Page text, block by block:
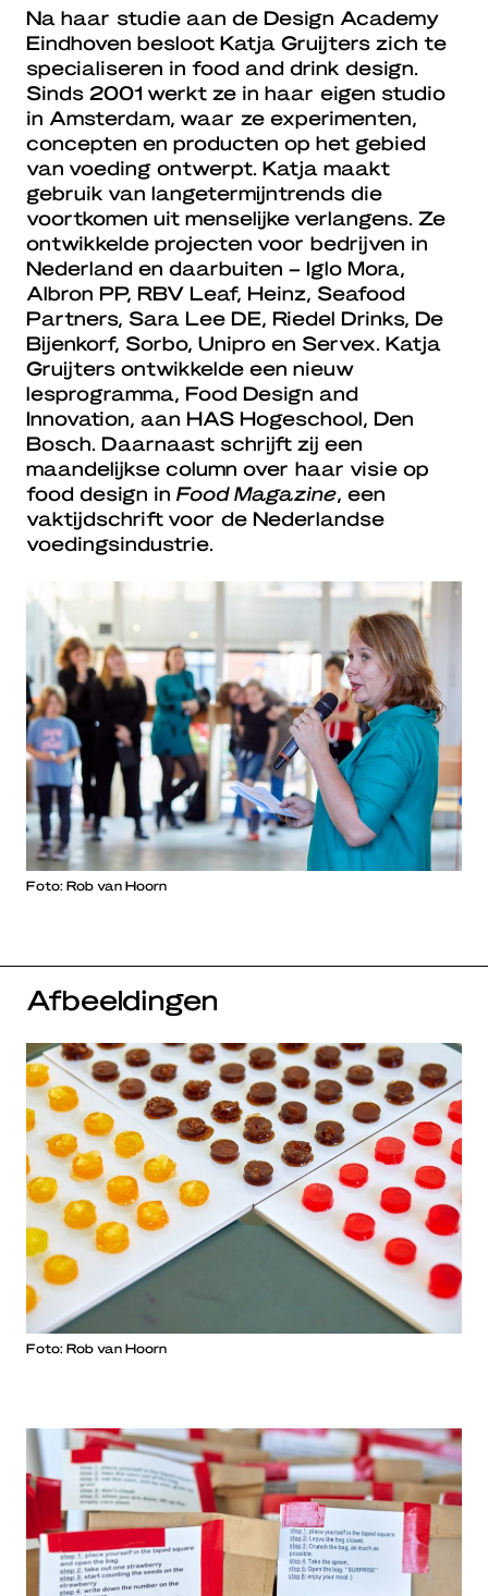
Na haar studie aan de Design Academy
Eindhoven besloot Katja Gruijters zich te
specialiseren in food and drink design.
Sinds 2001 werkt ze in haar eigen studio
in Amsterdam, waar ze experimenten,
concepten en producten op het gebied
van voeding ontwerpt. Katja maakt
gebruik van langetermijntrends die
voortkomen uit menselijke verlangens. Ze
ontwikkelde projecten voor bedrijven in
Nederland en daarbuiten – Iglo Mora,
Albron PP, RBV Leaf, Heinz, Seafood
Partners, Sara Lee DE, Riedel Drinks, De
Bijenkorf, Sorbo, Unipro en Servex. Katja
Gruijters ontwikkelde een nieuw
lesprogramma, Food Design and
Innovation, aan HAS Hogeschool, Den
Bosch. Daarnaast schrijft zij een
maandelijkse column over haar visie op
food design in Food Magazine, een
vaktijdschrift voor de Nederlandse
voedingsindustrie.
Foto: Rob van Hoorn
Afbeeldingen
Foto: Rob van Hoorn